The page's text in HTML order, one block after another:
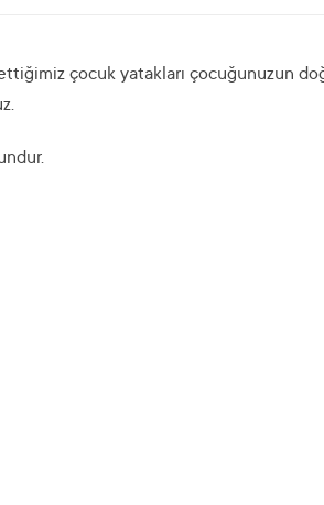
çocuk yatakları çocuğunuzun